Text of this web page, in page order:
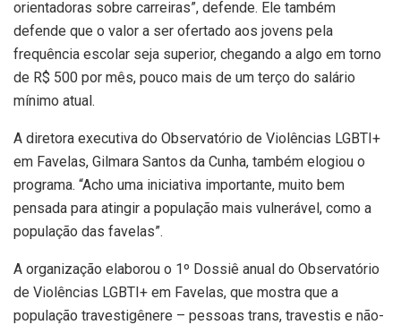
orientadoras sobre carreiras”, defende. Ele também
defende que o valor a ser ofertado aos jovens pela
frequência escolar seja superior, chegando a algo em torno
de R$ 500 por mês, pouco mais de um terço do salário
mínimo atual.
A diretora executiva do Observatório de Violências LGBTI+
em Favelas, Gilmara Santos da Cunha, também elogiou o
programa. “Acho uma iniciativa importante, muito bem
pensada para atingir a população mais vulnerável, como a
população das favelas”.
A organização elaborou o 1º Dossiê anual do Observatório
de Violências LGBTI+ em Favelas, que mostra que a
população travestigênere – pessoas trans, travestis e não-